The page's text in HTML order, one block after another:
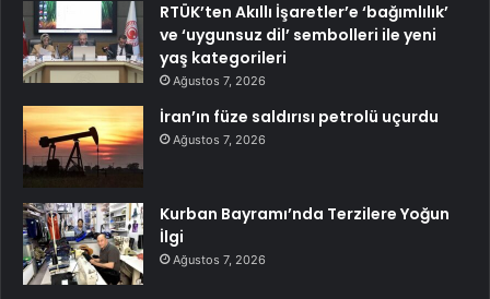
RTÜK’ten Akıllı İşaretler’e ‘bağımlılık’
ve ‘uygunsuz dil’ sembolleri ile yeni
yaş kategorileri
Ağustos 7, 2026
İran’ın füze saldırısı petrolü uçurdu
Ağustos 7, 2026
Kurban Bayramı’nda Terzilere Yoğun
İlgi
Ağustos 7, 2026